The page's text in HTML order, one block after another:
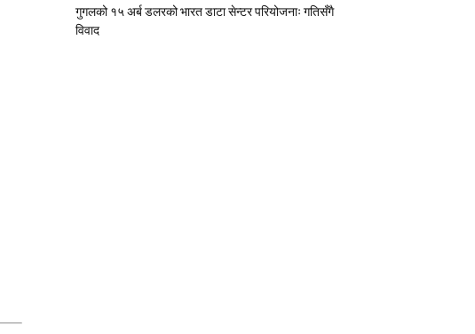
गुगलको १५ अर्ब डलरको भारत डाटा सेन्टर परियोजनाः गतिसँगै
विवाद